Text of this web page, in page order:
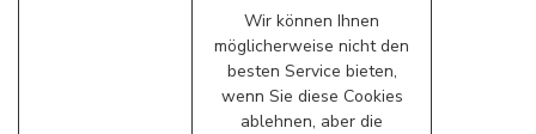
Wir können Ihnen
möglicherweise nicht den
besten Service bieten,
wenn Sie diese Cookies
ablehnen, aber die